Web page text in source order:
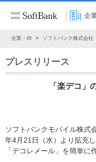
企
企業・IR ソフトバンク株式会社
プレスリリース
「楽デコ」
ソフトバンクモバイル株式
年4月21日（水）より拡充
「デコレメール」を簡単に